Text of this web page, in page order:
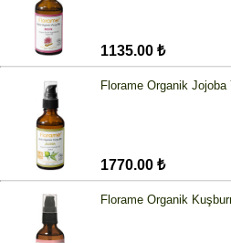
1135.00 ₺
Florame Organik Jojoba
1770.00 ₺
Florame Organik